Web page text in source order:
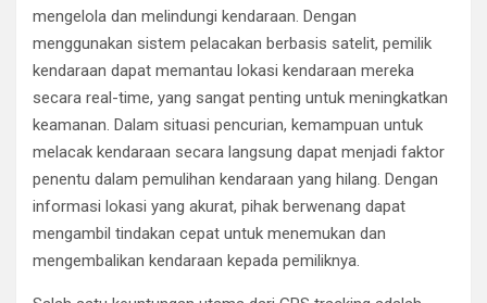
mengelola dan melindungi kendaraan. Dengan
menggunakan sistem pelacakan berbasis satelit, pemilik
kendaraan dapat memantau lokasi kendaraan mereka
secara real-time, yang sangat penting untuk meningkatkan
keamanan. Dalam situasi pencurian, kemampuan untuk
melacak kendaraan secara langsung dapat menjadi faktor
penentu dalam pemulihan kendaraan yang hilang. Dengan
informasi lokasi yang akurat, pihak berwenang dapat
mengambil tindakan cepat untuk menemukan dan
mengembalikan kendaraan kepada pemiliknya.